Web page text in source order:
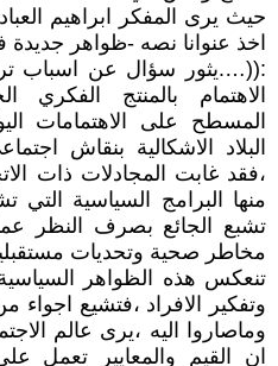
حيث يرى المفكر ابراهيم
اخذ عنوانا نصه -ظواهر جديدة
:((….يثور سؤال عن اسباب
الاهتمام بالمنتج
المسطح على الاهتمامات
البلاد الاشكالية بنقاش
،فقد غابت المجادلات ذات
منها البرامج السياسية التي
تشبع الجائع بصرف النظر
مخاطر صحية وتحديات
تنعكس هذه الظواهر
وتفكير الافراد ،فتشيع اجواء
وماصاروا اليه ،يرى عالم
ان القيم والمعايير تعمل